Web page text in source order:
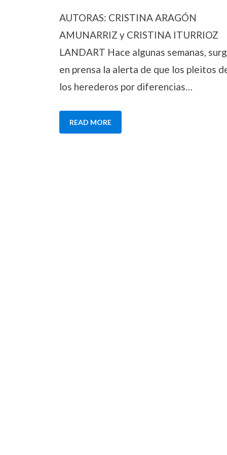
BANI
AUTORAS: CRISTINA ARAGÓN
AMUNARRIZ y CRISTINA ITURRIOZ
LANDART Hace algunas semanas,
en prensa la alerta de que los pleitos
los herederos por diferencias…
READ MORE